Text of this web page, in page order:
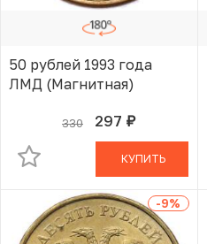
50 рублей 1993 года
ЛМД (Магнитная)
330 297 руб.
В КОРЗИНЕ
КУПИТЬ
-9%